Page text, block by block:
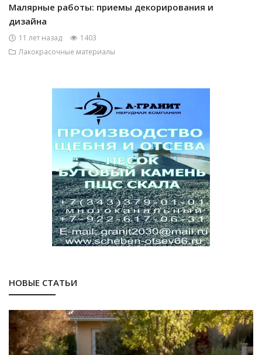
Малярные работы: приемы декорирования и
дизайна
11 лет назад
1403
Лакокрасочные материалы
НОВЫЕ СТАТЬИ